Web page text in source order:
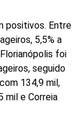
positivos. Entre
5,5% a
foi
seguido
134,9 mil,
mil e Correia